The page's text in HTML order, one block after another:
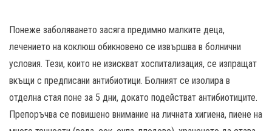
Понеже заболяването засяга предимно малките деца,
лечението на коклюш обикновено се извършва в болнични
условия. Тези, които не изискват хоспитализация, се изпращат
вкъщи с предписани антибиотици. Болният се изолира в
отделна стая поне за 5 дни, докато подействат антибиотиците.
Препоръчва се повишено внимание на личната хигиена, пиене на